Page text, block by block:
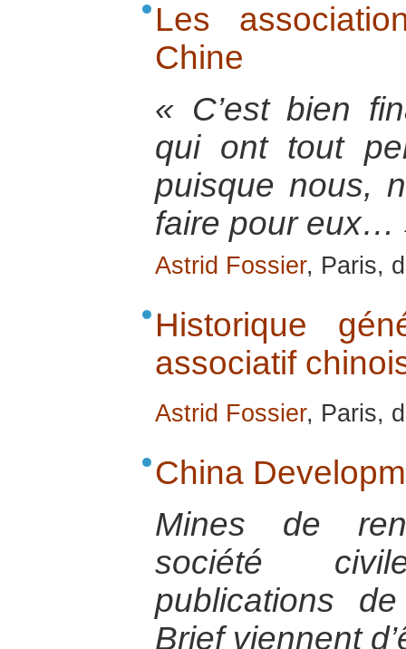
Les
Chine
« C’est bien
qui ont tout
puisque nous,
faire pour eux…
Astrid Fossier, Paris,
Historique
associatif
Astrid Fossier, Paris,
China
Mines de
société
publications
Brief viennent